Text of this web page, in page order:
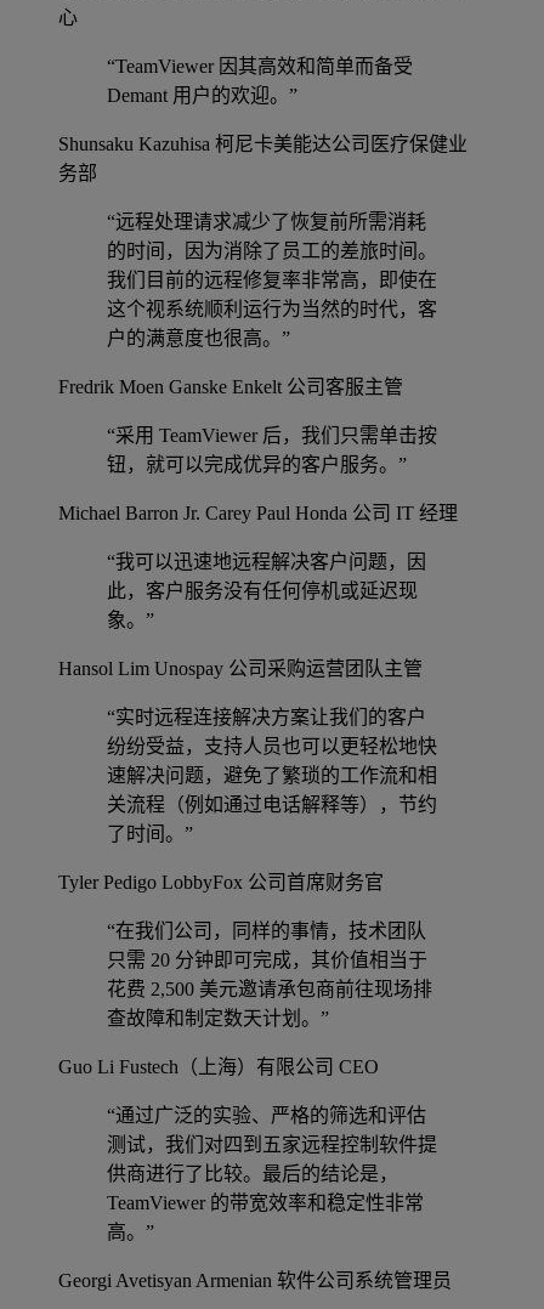
心
“TeamViewer 因其高效和简单而备受
Demant 用户的欢迎。”
Shunsaku Kazuhisa 柯尼卡美能达公司医疗保健业
务部
“远程处理请求减少了恢复前所需消耗
的时间，因为消除了员工的差旅时间。
我们目前的远程修复率非常高，即使在
这个视系统顺利运行为当然的时代，客
户的满意度也很高。”
Fredrik Moen Ganske Enkelt 公司客服主管
“采用 TeamViewer 后，我们只需单击按
钮，就可以完成优异的客户服务。”
Michael Barron Jr. Carey Paul Honda 公司 IT 经理
“我可以迅速地远程解决客户问题，因
此，客户服务没有任何停机或延迟现
象。”
Hansol Lim Unospay 公司采购运营团队主管
“实时远程连接解决方案让我们的客户
纷纷受益，支持人员也可以更轻松地快
速解决问题，避免了繁琐的工作流和相
关流程（例如通过电话解释等），节约
了时间。”
Tyler Pedigo LobbyFox 公司首席财务官
“在我们公司，同样的事情，技术团队
只需 20 分钟即可完成，其价值相当于
花费 2,500 美元邀请承包商前往现场排
查故障和制定数天计划。”
Guo Li Fustech（上海）有限公司 CEO
“通过广泛的实验、严格的筛选和评估
测试，我们对四到五家远程控制软件提
供商进行了比较。最后的结论是，
TeamViewer 的带宽效率和稳定性非常
高。”
Georgi Avetisyan Armenian 软件公司系统管理员